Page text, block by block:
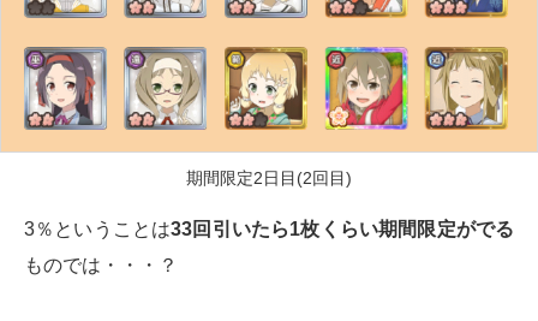
期間限定2日目(2回目)
3％ということは33回引いたら1枚くらい期間限定がでる
ものでは・・・？